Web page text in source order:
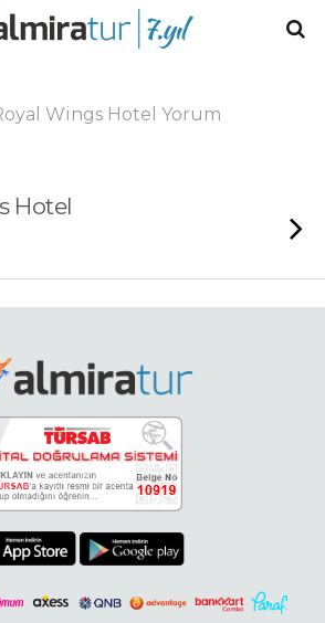
Wings Hotel Yorum
Hotel